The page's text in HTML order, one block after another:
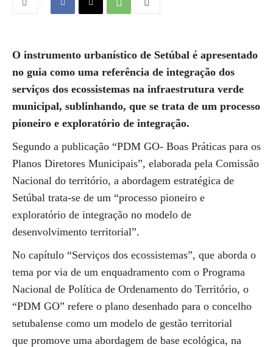
O instrumento urbanístico de Setúbal é apresentado
no guia como uma referência de integração dos
serviços dos ecossistemas na infraestrutura verde
municipal, sublinhando, que se trata de um processo
pioneiro e exploratório de integração.
Segundo a publicação “PDM GO- Boas Práticas para os
Planos Diretores Municipais”, elaborada pela Comissão
Nacional do território, a abordagem estratégica de
Setúbal trata-se de um “processo pioneiro e
exploratório de integração no modelo de
desenvolvimento territorial”.
No capítulo “Serviços dos ecossistemas”, que aborda o
tema por via de um enquadramento com o Programa
Nacional de Política de Ordenamento do Território, o
“PDM GO” refere o plano desenhado para o concelho
setubalense como um modelo de gestão territorial
que promove uma abordagem de base ecológica, na